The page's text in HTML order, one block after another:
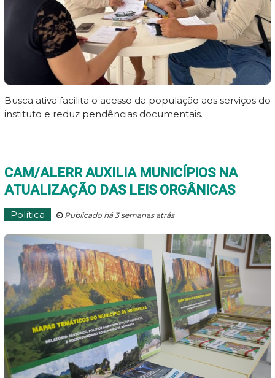
Busca ativa facilita o acesso da população aos serviços do
instituto e reduz pendências documentais.
CAM/ALERR AUXILIA MUNICÍPIOS NA
ATUALIZAÇÃO DAS LEIS ORGÂNICAS
Política Publicado há 3 semanas atrás